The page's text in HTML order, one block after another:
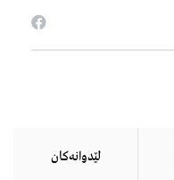
لێدوانەكان